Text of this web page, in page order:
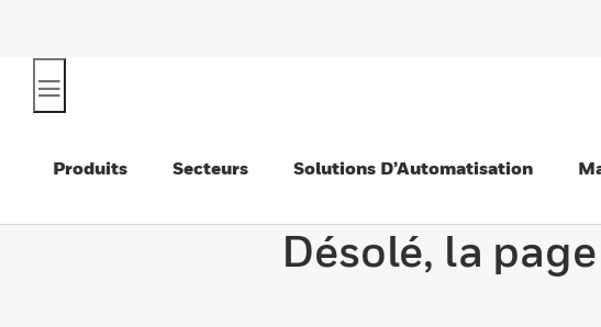
Produits Secteurs Solutions D’Automatisation
Désolé, la